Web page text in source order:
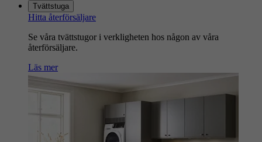
Tvättstuga
Hitta återförsäljare
Se våra tvättstugor i verkligheten hos någon av våra
återförsäljare.
Läs mer